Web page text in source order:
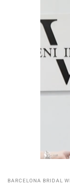
BARCELONA BRIDAL